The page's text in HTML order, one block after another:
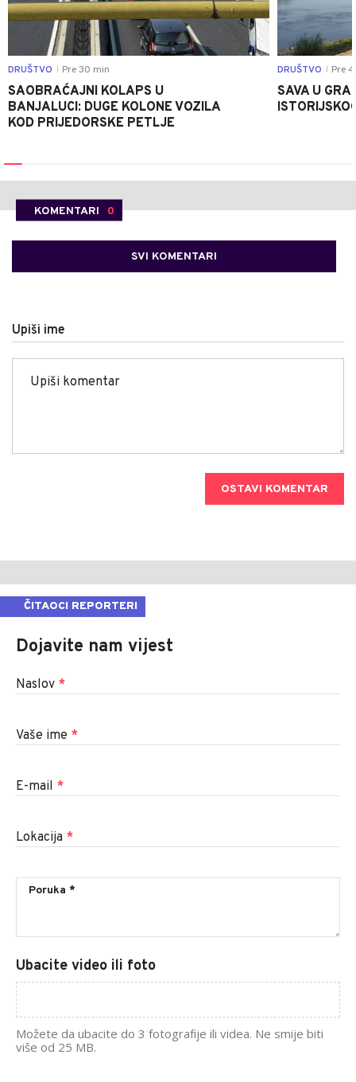
DRUŠTVO Pre 30 min
SAOBRAĆAJNI KOLAPS U
BANJALUCI: DUGE KOLONE VOZILA
KOD PRIJEDORSKE PETLJE
DRUŠTVO Pre
SAVA U
KOMENTARI 0
SVI KOMENTARI
Upiši ime
OSTAVI KOMENTAR
ČITAOCI REPORTERI
Dojavite nam vijest
Naslov *
Vaše ime *
E-mail *
Lokacija *
Ubacite video ili foto
Možete da ubacite do 3 fotografije ili videa. Ne smije biti
više od 25 MB.